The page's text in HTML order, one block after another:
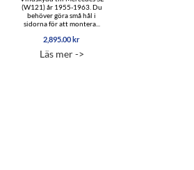
(W121) år 1955-1963. Du
behöver göra små hål i
sidorna för att montera...
2,895.00 kr
Läs mer ->